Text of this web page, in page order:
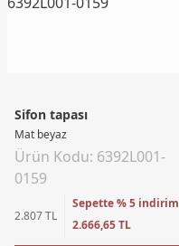
Sifon tapası
Mat beyaz
Ürün Kodu: 6392L001-
0159
2.807 TL
Sepette % 5 indirim
2.666,65 TL